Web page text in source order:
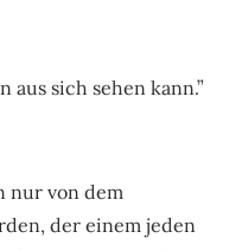
aus sich sehen kann.”
nur von dem
der einem jeden